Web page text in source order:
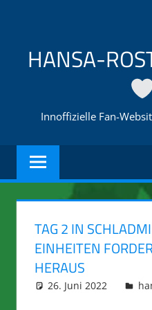
springenHANSA-
Innoffizielle Fan-
TAG 2 IN
EINHEITEN
HERAUS
26. Juni 2022